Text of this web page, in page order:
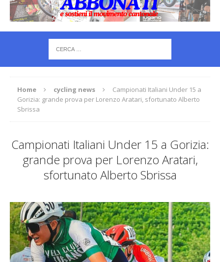
Home cycling news
Campionati Italiani Under 15 a
Gorizia: grande prova per Lorenzo Aratari, sfortunato Alberto
Sbrissa
Campionati Italiani Under 15 a Gorizia:
grande prova per Lorenzo Aratari,
sfortunato Alberto Sbrissa